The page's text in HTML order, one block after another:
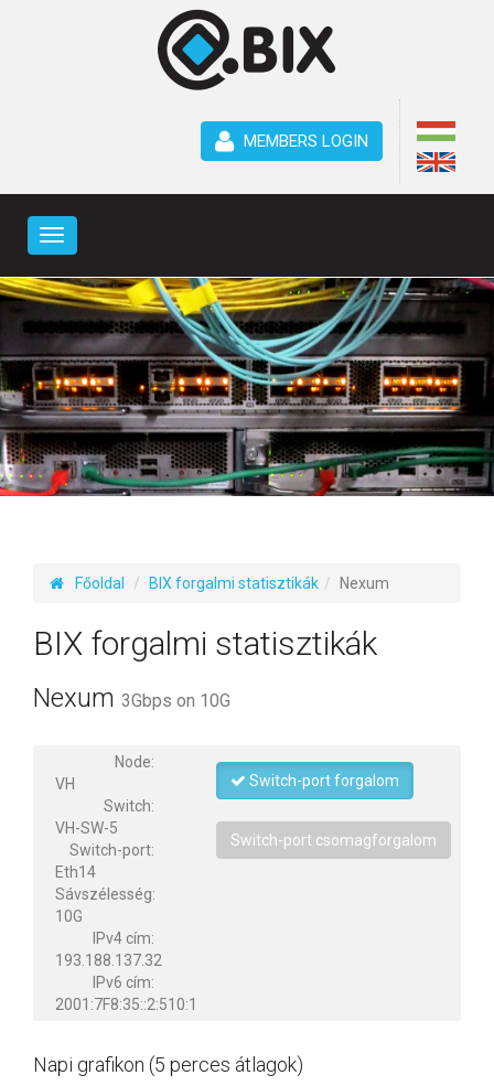
MEMBERS LOGIN
Főoldal BIX forgalmi statisztikák Nexum
BIX forgalmi statisztikák
Nexum 3Gbps on 10G
Node:
VH
Switch:
VH-SW-5
Switch-port:
Eth14
Sávszélesség:
10G
IPv4 cím:
193.188.137.32
IPv6 cím:
2001:7F8:35::2:510:1
Switch-port forgalom
Switch-port csomagforgalom
Napi grafikon (5 perces átlagok)